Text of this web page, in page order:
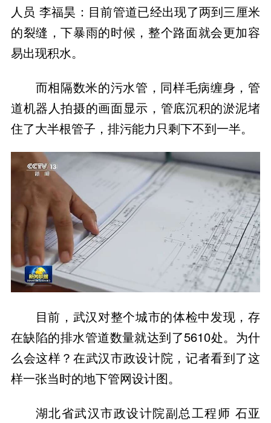
人员 李福昊：目前管道已经出现了两到三厘米
的裂缝，下暴雨的时候，整个路面就会更加容
易出现积水。
而相隔数米的污水管，同样毛病缠身，管
道机器人拍摄的画面显示，管底沉积的淤泥堵
住了大半根管子，排污能力只剩下不到一半。
目前，武汉对整个城市的体检中发现，存
在缺陷的排水管道数量就达到了5610处。为什
么会这样？在武汉市政设计院，记者看到了这
样一张当时的地下管网设计图。
湖北省武汉市政设计院副总工程师 石亚